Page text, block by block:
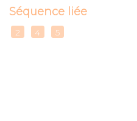
Séquence liée
2 4 5